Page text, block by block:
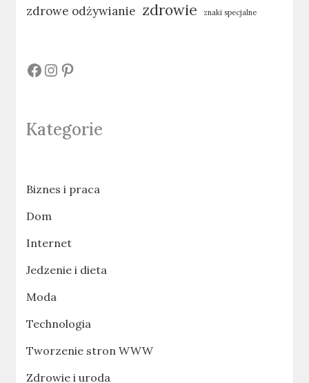
zdrowe odżywianie zdrowie znaki specjalne
# # #
Kategorie
Biznes i praca
Dom
Internet
Jedzenie i dieta
Moda
Technologia
Tworzenie stron WWW
Zdrowie i uroda